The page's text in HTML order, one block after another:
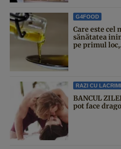
G4FOOD
Care este cel
sănătatea
pe primul
RAZI CU LACRIMI
BANCUL
pot face